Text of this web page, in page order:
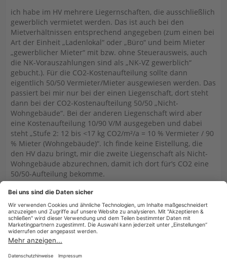
ich habe im HV mehrere Liegernschaften, die ausschließlich
gewerblich vermietet werden. Das ist auch bei den
Mietverhältnissen entsprechend angegeben (zum einen bei
Art der Einheit „Ladenlokal“ oder „Büro“ und beim Mieter
„gewerblicher Mieter“ mit bzw. ohne Steuerausweis, auch
die NK-Vorauszahlungen sind als „NK-VZ gewerblich“
gebucht.). Für die CO2-Kostenaufteilung sollte dann
eigentlich 50/50 Vermieter/Mieter ausgewiesen werden. Das
passiert bei mir nur bei der einen Liegenschaft, dort steht
dann bei der CO2-Kostenaufteilung 50/50 „Nicht-
Wohngebäude“. Bei der anderen Liegenschaft wird aber
eine Kostenaufteilung 10/90 V/M ausgegeben und dabei
steht „Stufe 2: 12 bis <17 kg CO2/m²/a = 10 % Vermieter / 90
% Mieter (Wohngebäude)“. Ich finde keine Eistellung, die
den HV dazu bringt, mir die zweite Liegenschaft als Nicht-
Wohngebäude abzurechnen, damit ich dort für’s CO2 eine
50/50-Aufteilung bekomme.
Weiß da jemand Rat?
Viele Grüße
Martin